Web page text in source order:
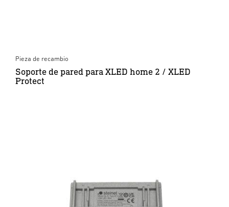
Pieza de recambio
Soporte de pared para XLED home 2 / XLED
Protect